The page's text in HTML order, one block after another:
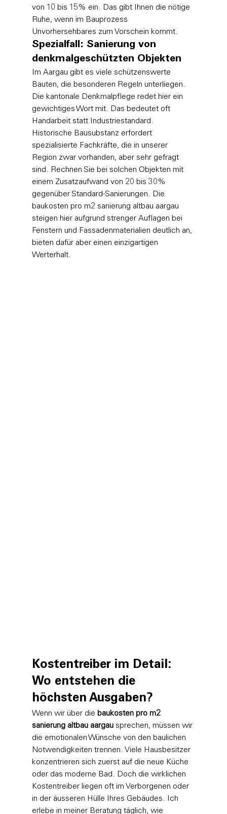
von 10 bis 15% ein. Das gibt Ihnen die nötige
Ruhe, wenn im Bauprozess
Unvorhersehbares zum Vorschein kommt.
Spezialfall: Sanierung von
denkmalgeschützten Objekten
Im Aargau gibt es viele schützenswerte
Bauten, die besonderen Regeln unterliegen.
Die kantonale Denkmalpflege redet hier ein
gewichtiges Wort mit. Das bedeutet oft
Handarbeit statt Industriestandard.
Historische Bausubstanz erfordert
spezialisierte Fachkräfte, die in unserer
Region zwar vorhanden, aber sehr gefragt
sind. Rechnen Sie bei solchen Objekten mit
einem Zusatzaufwand von 20 bis 30%
gegenüber Standard-Sanierungen. Die
baukosten pro m2 sanierung altbau aargau
steigen hier aufgrund strenger Auflagen bei
Fenstern und Fassadenmaterialien deutlich an,
bieten dafür aber einen einzigartigen
Werterhalt.
Kostentreiber im Detail:
Wo entstehen die
höchsten Ausgaben?
Wenn wir über die baukosten pro m2
sanierung altbau aargau sprechen, müssen wir
die emotionalen Wünsche von den baulichen
Notwendigkeiten trennen. Viele Hausbesitzer
konzentrieren sich zuerst auf die neue Küche
oder das moderne Bad. Doch die wirklichen
Kostentreiber liegen oft im Verborgenen oder
in der äusseren Hülle Ihres Gebäudes. Ich
erlebe in meiner Beratung täglich, wie